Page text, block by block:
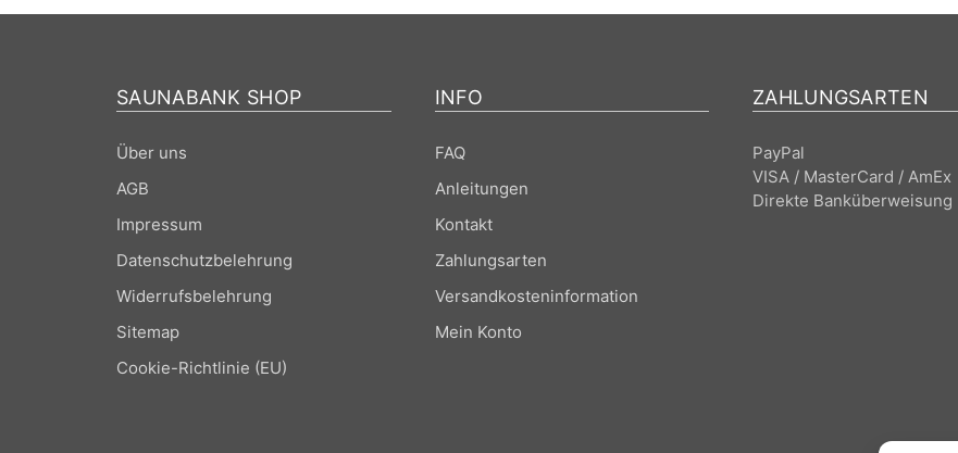
SAUNABANK SHOP
Über uns
AGB
Impressum
Datenschutzbelehrung
Widerrufsbelehrung
Sitemap
Cookie-Richtlinie (EU)
INFO
FAQ
Anleitungen
Kontakt
Zahlungsarten
Versandkosteninformation
Mein Konto
ZAHLUNGSARTEN
PayPal
VISA / MasterCard / AmEx
Direkte Banküberweisung